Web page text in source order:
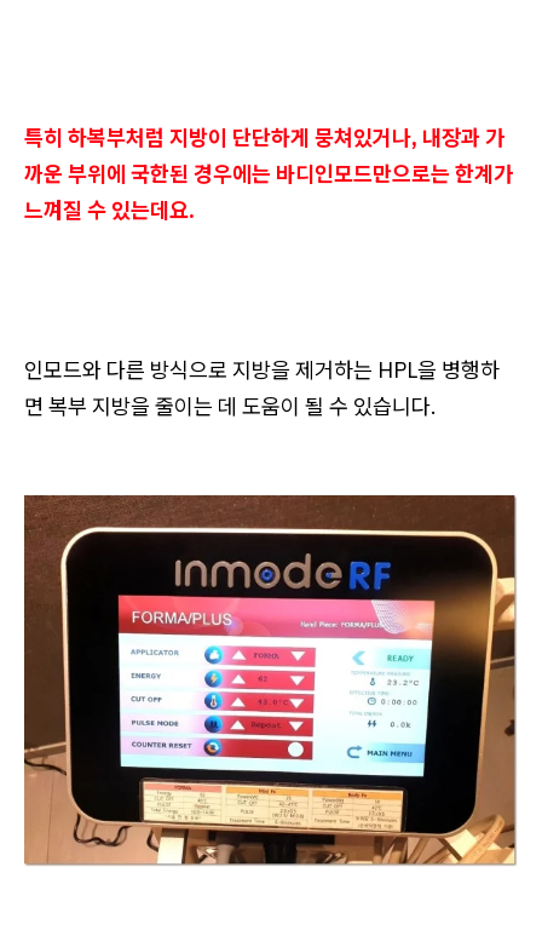
특히 하복부처럼 지방이 단단하게 뭉쳐있거나, 내장과 가
까운 부위에 국한된 경우에는 바디인모드만으로는 한계가
느껴질 수 있는데요.
인모드와 다른 방식으로 지방을 제거하는 HPL을 병행하
면 복부 지방을 줄이는 데 도움이 될 수 있습니다.